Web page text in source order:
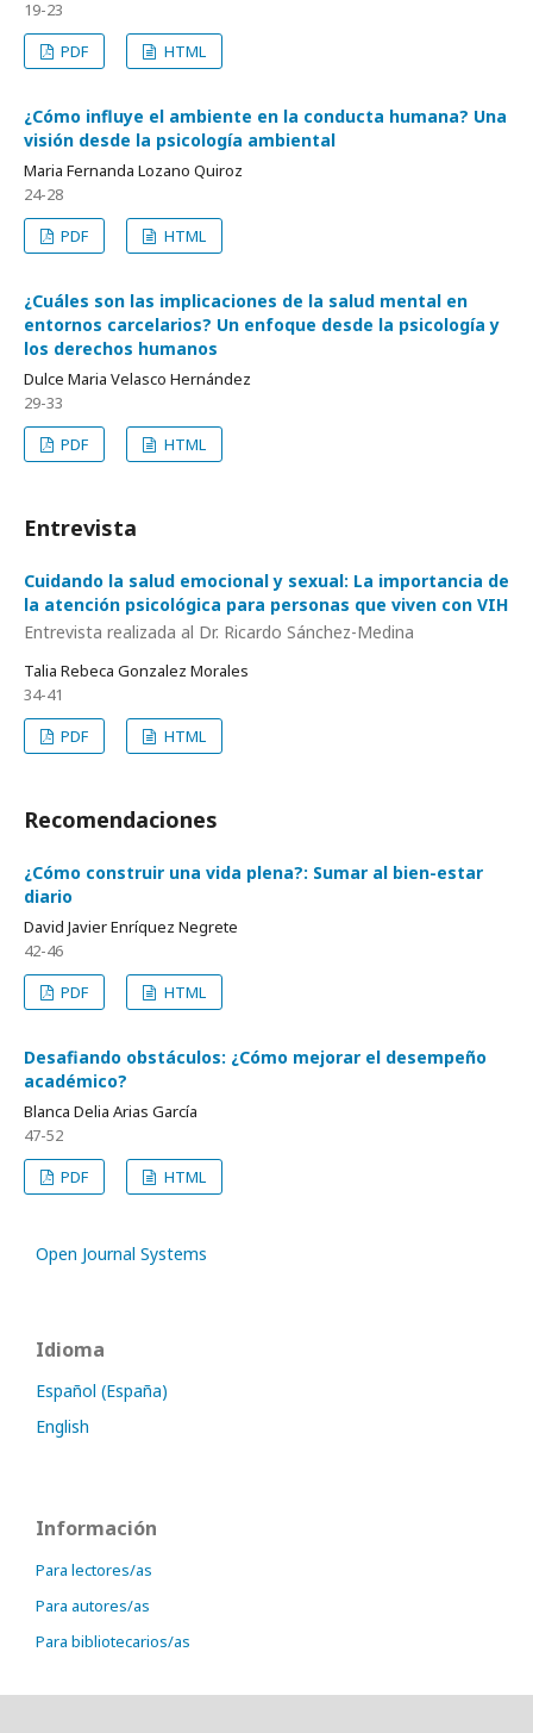
19-23
PDF
HTML
¿Cómo influye el ambiente en la conducta humana? Una
visión desde la psicología ambiental
Maria Fernanda Lozano Quiroz
24-28
PDF
HTML
¿Cuáles son las implicaciones de la salud mental en
entornos carcelarios? Un enfoque desde la psicología y
los derechos humanos
Dulce Maria Velasco Hernández
29-33
PDF
HTML
Entrevista
Cuidando la salud emocional y sexual: La importancia de
la atención psicológica para personas que viven con VIH
Entrevista realizada al Dr. Ricardo Sánchez-Medina
Talia Rebeca Gonzalez Morales
34-41
PDF
HTML
Recomendaciones
¿Cómo construir una vida plena?: Sumar al bien-estar
diario
David Javier Enríquez Negrete
42-46
PDF
HTML
Desafiando obstáculos: ¿Cómo mejorar el desempeño
académico?
Blanca Delia Arias García
47-52
PDF
HTML
Open Journal Systems
Idioma
Español (España)
English
Información
Para lectores/as
Para autores/as
Para bibliotecarios/as